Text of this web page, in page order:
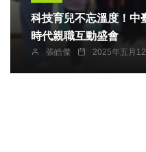
科技育兒不忘溫度！中
時代親職互動盛會
張皓傑 2025年五月